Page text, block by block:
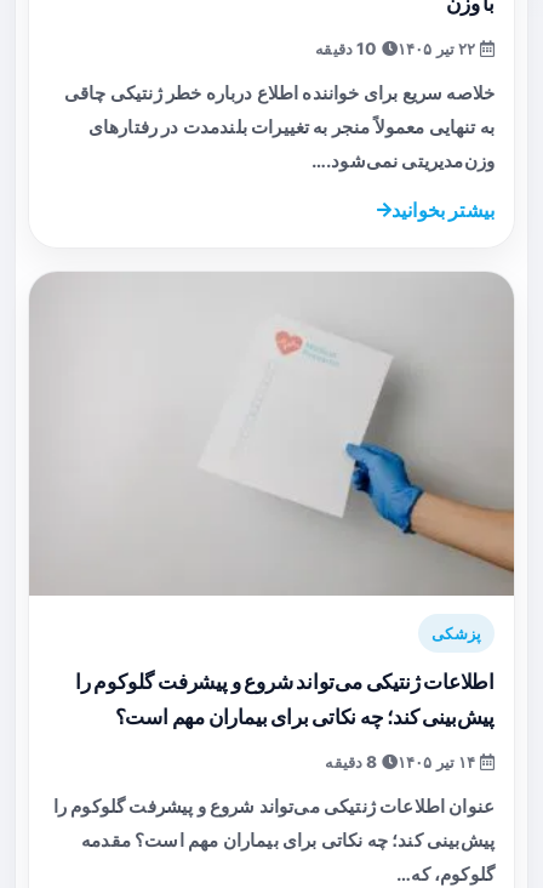
خلاصه سریع برای خواننده اطلاع درباره خطر ژنتیکی چاقی
به تنهایی معمولاً منجر به تغییرات بلندمدت در رفتارهای
وزن‌مدیریتی نمی‌شود.…
بیشتر بخوانید
پزشکی
اطلاعات ژنتیکی می‌تواند شروع و پیشرفت گلوکوم را
پیش‌بینی کند؛ چه نکاتی برای بیماران مهم است؟
عنوان اطلاعات ژنتیکی می‌تواند شروع و پیشرفت گلوکوم را
پیش‌بینی کند؛ چه نکاتی برای بیماران مهم است؟ مقدمه
گلوکوم، که…